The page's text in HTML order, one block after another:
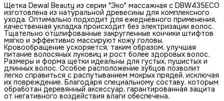
Щетка Dewal Beauty из серии "Эко" массажная с DBW435ECO
изготовлена из натуральной древесины для комплексного
ухода. Оптимально подходит для ежедневного применения,
качественная укладка происходит без электризации волос.
Тщательно отшлифованные закругленные кончики штифтов
мягко и эффективно массируют кожу головы.
Кровообращение ускоряется, таким образом, улучшая
питание волосяных луковиц и рост более здоровых волос.
Размеры и форма щетки идеальны для густых, пушистых и
длинных волос. Особое расположение зубцов позволит
легко справиться с распутыванием мокрых прядей, исключая
их повреждение. Благодаря специальному составу, которым
обработан деревянный аксессуар, гарантированная защита
от негативного воздействия влаги обеспечена.